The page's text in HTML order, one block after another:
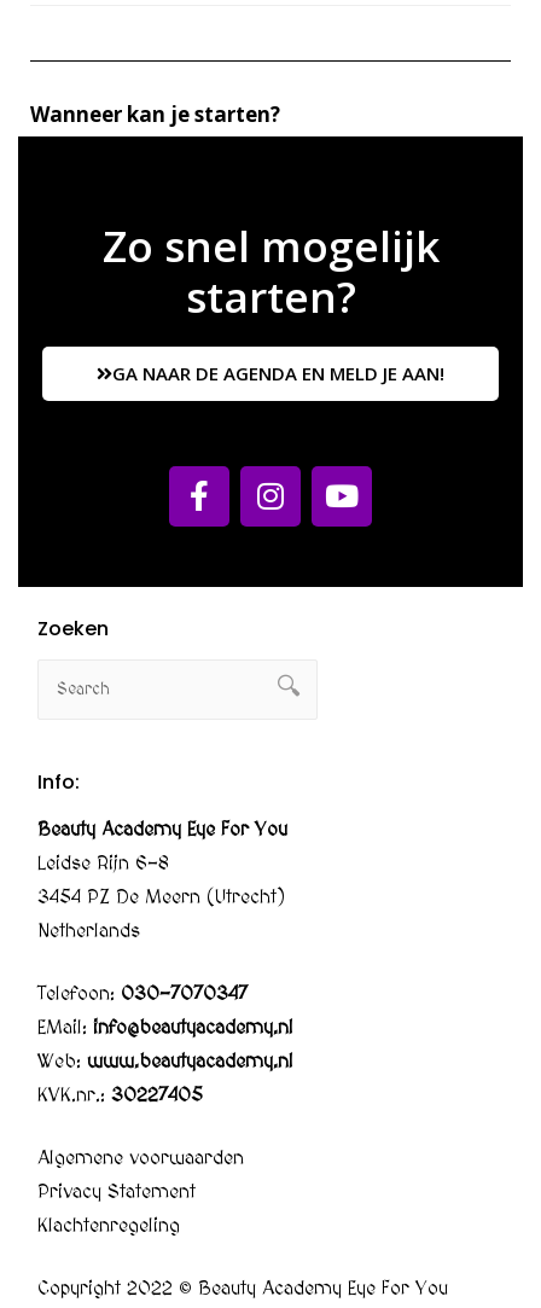
Wanneer kan je starten?
Zo snel mogelijk
starten?
GA NAAR DE AGENDA EN MELD JE AAN!
Zoeken
Info:
Beauty Academy Eye For You
Leidse Rijn 6-8
3454 PZ De Meern (Utrecht)
Netherlands
Telefoon: 030-7070347
EMail: info@beautyacademy.nl
Web: www.beautyacademy.nl
KVK.nr.: 30227405
Algemene voorwaarden
Privacy Statement
Klachtenregeling
Copyright 2022 © Beauty Academy Eye For You